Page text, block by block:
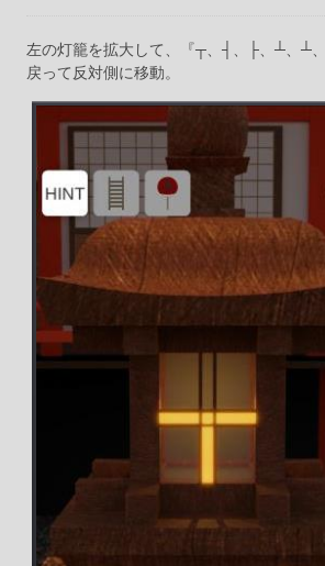
左の灯籠を拡大して、『┬、┤、├、┴、┴、
戻って反対側に移動。